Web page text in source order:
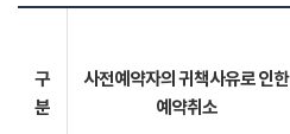
구
분
사전예약자의 귀책사유로 인한
예약취소